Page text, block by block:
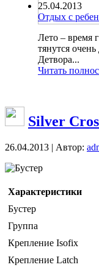
25.04.2013
Отдых с
Лето – время
тянутся очень
Детвора...
Читать
Silver
26.04.2013 | Автор:
Бустер
Характеристики
Бустер
Группа
Крепление Isofix
Крепление Latch